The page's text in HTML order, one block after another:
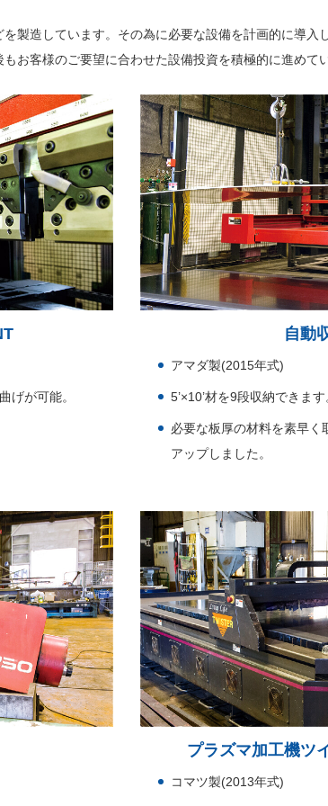
製造しています。その為に必要な設備を計画的に導入
お客様のご要望に合わせた設備投資を積極的に進めて
げが可能。
自動
アマダ製(2015年式)
5’×10’材を9段収納できま
必要な板厚の材料を素早
アップしました。
プラズマ加工機ツ
コマツ製(2013年式)